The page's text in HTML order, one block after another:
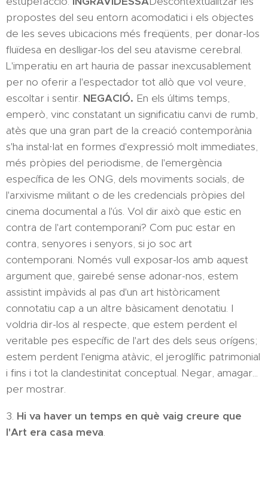
propostes del seu entorn acomodatici i els objectes
de les seves ubicacions més freqüents, per donar-los
fluïdesa en deslligar-los del seu atavisme cerebral.
L'imperatiu en art hauria de passar inexcusablement
per no oferir a l'espectador tot allò que vol veure,
escoltar i sentir. NEGACIÓ. En els últims temps,
emperò, vinc constatant un significatiu canvi de rumb,
atès que una gran part de la creació contemporània
s'ha instal·lat en formes d'expressió molt immediates,
més pròpies del periodisme, de l'emergència
específica de les ONG, dels moviments socials, de
l'arxivisme militant o de les credencials pròpies del
cinema documental a l'ús. Vol dir això que estic en
contra de l'art contemporani? Com puc estar en
contra, senyores i senyors, si jo soc art
contemporani. Només vull exposar-los amb aquest
argument que, gairebé sense adonar-nos, estem
assistint impàvids al pas d'un art històricament
connotatiu cap a un altre bàsicament denotatiu. I
voldria dir-los al respecte, que estem perdent el
veritable pes específic de l'art des dels seus orígens;
estem perdent l'enigma atàvic, el jeroglífic patrimonial
i fins i tot la clandestinitat conceptual. Negar, amagar...
per mostrar.
3. Hi va haver un temps en què vaig creure que
l'Art era casa meva.